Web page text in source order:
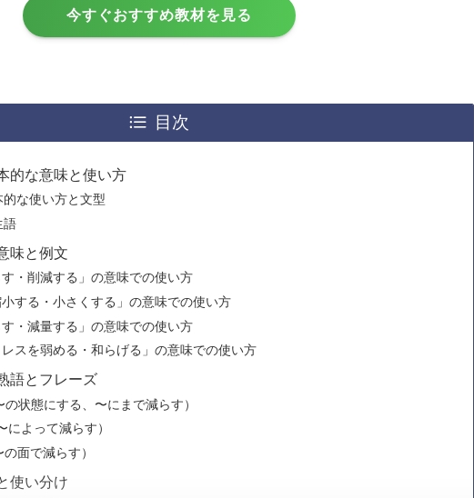
今すぐおすすめ教材を見る
目次
的な意味と使い方
な使い方と文型
語
味と例文
す・削減する」の意味での使い方
小する・小さくする」の意味での使い方
す・減量する」の意味での使い方
レスを弱める・和らげる」の意味での使い方
語とフレーズ
状態にする、〜にまで減らす）
によって減らす）
面で減らす）
使い分け